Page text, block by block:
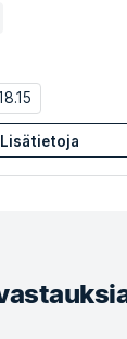
Lisätietoja